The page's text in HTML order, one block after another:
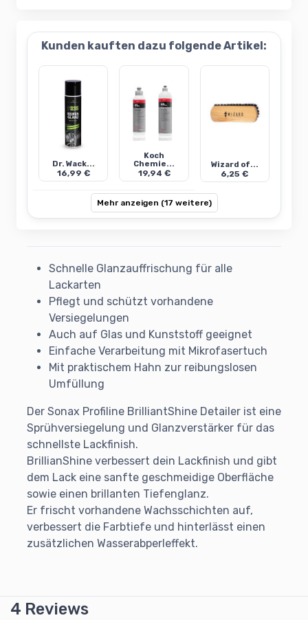
Kunden kauften dazu folgende Artikel:
Dr. Wack...
16,99 €
Koch
Chemie...
19,94 €
Wizard of...
6,25 €
Mehr anzeigen (17 weitere)
Schnelle Glanzauffrischung für alle
Lackarten
Pflegt und schützt vorhandene
Versiegelungen
Auch auf Glas und Kunststoff geeignet
Einfache Verarbeitung mit Mikrofasertuch
Mit praktischem Hahn zur reibungslosen
Umfüllung
Der Sonax Profiline BrilliantShine Detailer ist eine
Sprühversiegelung und Glanzverstärker für das
schnellste Lackfinish.
BrillianShine verbessert dein Lackfinish und gibt
dem Lack eine sanfte geschmeidige Oberfläche
sowie einen brillanten Tiefenglanz.
Er frischt vorhandene Wachsschichten auf,
verbessert die Farbtiefe und hinterlässt einen
zusätzlichen Wasserabperleffekt.
4 Reviews